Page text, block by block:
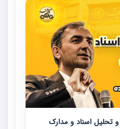
تحلیل اسناد و مدارک